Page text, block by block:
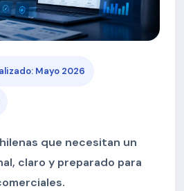
Mayo 2026
que necesitan un
claro y preparado para